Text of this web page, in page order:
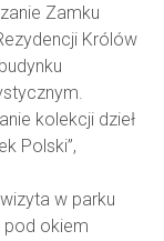
Zamku
Królów
kolekcji dzieł
Polski”,
w parku
pod okiem